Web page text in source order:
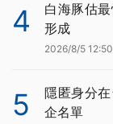
4
白海豚估
形成
2026/8/5 12:50
5
隱匿身分
企名單